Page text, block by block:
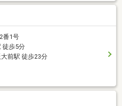
番1号
徒歩5分
前駅 徒歩23分